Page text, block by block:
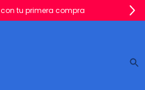
con tu primera compra